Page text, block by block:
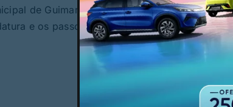
de Guimarães, após a entrega, prestará
e os passos previstos até às eleições.